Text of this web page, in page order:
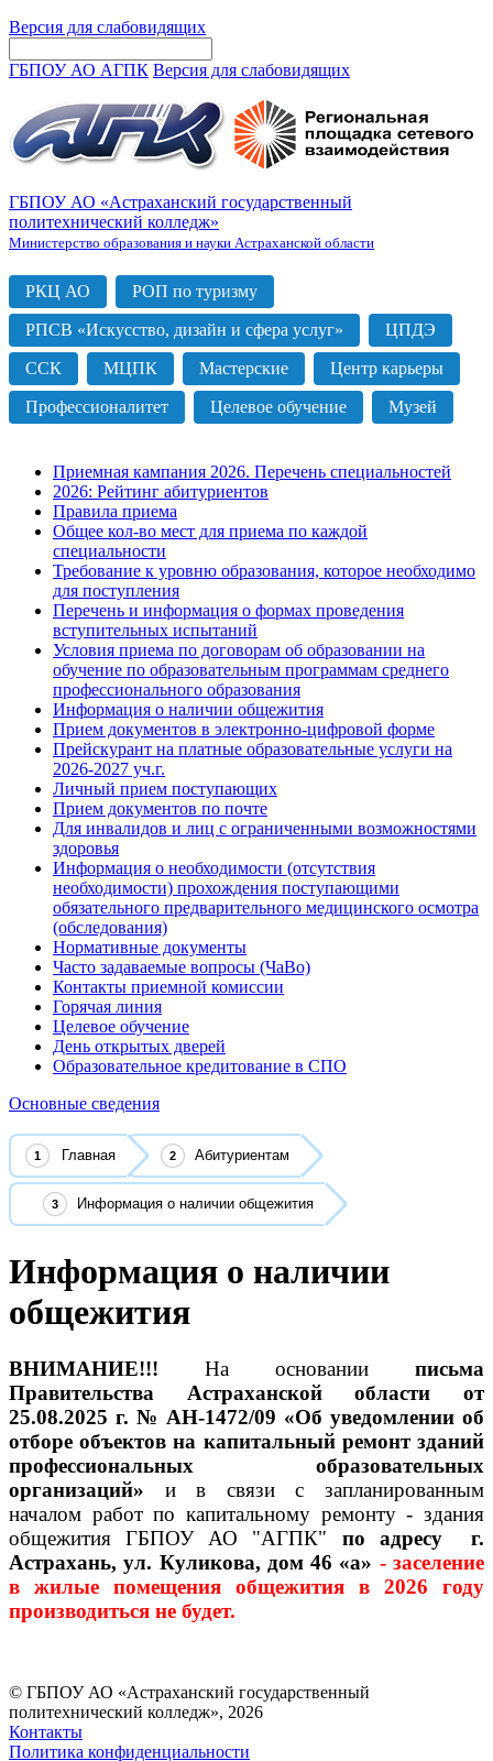
Версия для слабовидящих
ГБПОУ АО АГПК Версия для слабовидящих
ГБПОУ АО «Астраханский государственный
политехнический колледж»
Министерство образования и науки Астраханской области
РКЦ АО РОП по туризму
РПСВ «Искусство, дизайн и сфера услуг» ЦПДЭ
ССК МЦПК Мастерские Центр карьеры
Профессионалитет Целевое обучение Музей
Приемная кампания 2026. Перечень специальностей
2026: Рейтинг абитуриентов
Правила приема
Общее кол-во мест для приема по каждой
специальности
Требование к уровню образования, которое необходимо
для поступления
Перечень и информация о формах проведения
вступительных испытаний
Условия приема по договорам об образовании на
обучение по образовательным программам среднего
профессионального образования
Информация о наличии общежития
Прием документов в электронно-цифровой форме
Прейскурант на платные образовательные услуги на
2026-2027 уч.г.
Личный прием поступающих
Прием документов по почте
Для инвалидов и лиц с ограниченными возможностями
здоровья
Информация о необходимости (отсутствия
необходимости) прохождения поступающими
обязательного предварительного медицинского осмотра
(обследования)
Нормативные документы
Часто задаваемые вопросы (ЧаВо)
Контакты приемной комиссии
Горячая линия
Целевое обучение
День открытых дверей
Образовательное кредитование в СПО
Основные сведения
Главная Абитуриентам
Информация о наличии общежития
Информация о наличии
общежития
ВНИМАНИЕ!!! На основании письма
Правительства Астраханской области от
25.08.2025 г. № АН-1472/09 «Об уведомлении об
отборе объектов на капитальный ремонт зданий
профессиональных образовательных
организаций» и в связи с запланированным
началом работ по капитальному ремонту - здания
общежития ГБПОУ АО "АГПК" по адресу г.
Астрахань, ул. Куликова, дом 46 «а» - заселение
в жилые помещения общежития в 2026 году
производиться не будет.
© ГБПОУ АО «Астраханский государственный
политехнический колледж», 2026
Контакты
Политика конфиденциальности